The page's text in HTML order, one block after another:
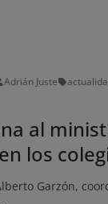
Adrián Juste
al
los
Garzón,